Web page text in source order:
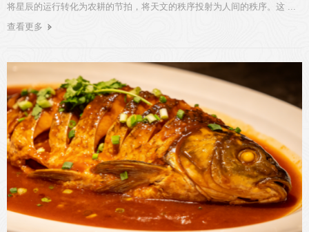
将星辰的运行转化为农耕的节拍，将天文的秩序投射为人间的秩序。这 ...
查看更多